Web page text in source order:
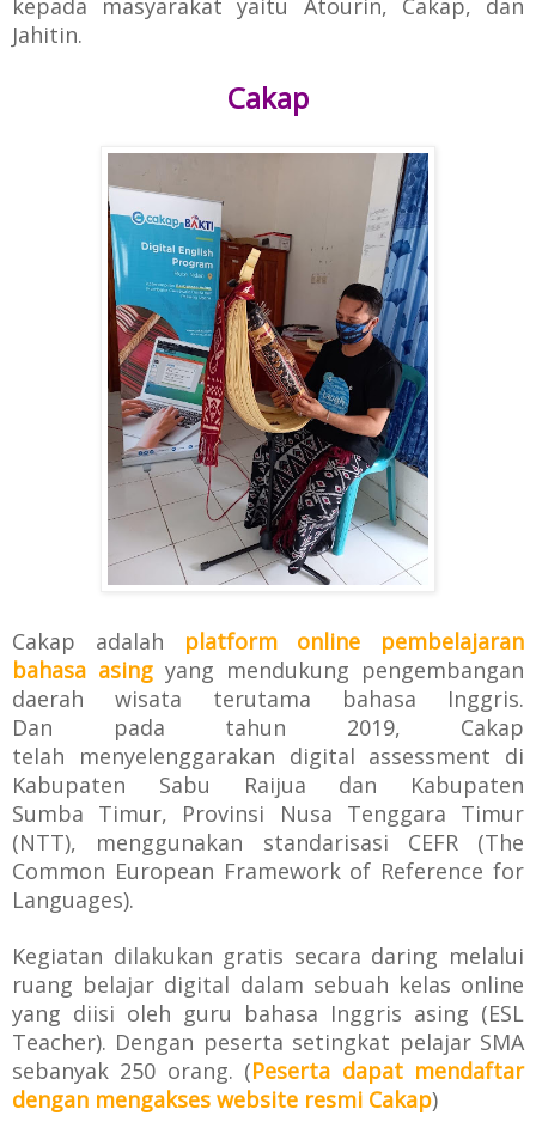
kepada masyarakat yaitu Atourin, Cakap, dan
Jahitin.
Cakap
Cakap adalah
platform online pembelajaran
bahasa asing yang mendukung pengembangan
daerah wisata terutama bahasa Inggris.
Dan
pada tahun 2019, Cakap
telah menyelenggarakan digital assessment di
Kabupaten Sabu Raijua dan Kabupaten
Sumba Timur, Provinsi Nusa Tenggara Timur
(NTT), menggunakan standarisasi CEFR (The
Common European Framework of Reference for
Languages).
Kegiatan dilakukan gratis secara daring melalui
ruang belajar digital dalam sebuah kelas online
yang diisi oleh guru bahasa Inggris asing (ESL
Teacher). Dengan peserta setingkat pelajar SMA
sebanyak 250 orang. (Peserta dapat mendaftar
dengan mengakses website resmi Cakap)